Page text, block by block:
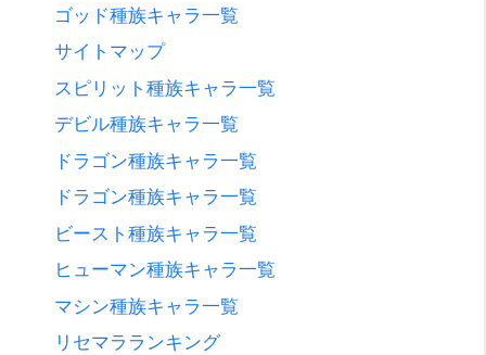
ゴッド種族キャラ一覧
サイトマップ
スピリット種族キャラ一覧
デビル種族キャラ一覧
ドラゴン種族キャラ一覧
ドラゴン種族キャラ一覧
ビースト種族キャラ一覧
ヒューマン種族キャラ一覧
マシン種族キャラ一覧
リセマラランキング